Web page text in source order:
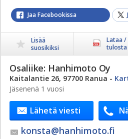
Jaa Facebookissa
Lisää
suosikiksi
Lataa /
tulosta
Osaliike: Hanhimoto Oy
Kaitalantie 26, 97700 Ranua -
Jäsenenä 1 vuosi
Lähetä viesti
konsta@​hanhimoto.fi